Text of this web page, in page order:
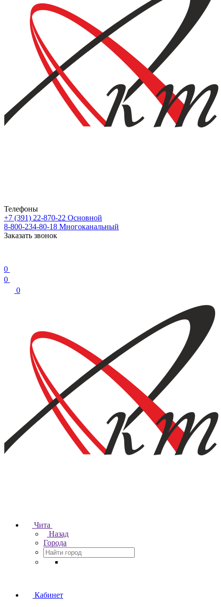
Телефоны
+7 (391) 22-870-22 Основной
8-800-234-80-18 Многоканальный
Заказать звонок
0
0
0
Чита
Назад
Города
Кабинет